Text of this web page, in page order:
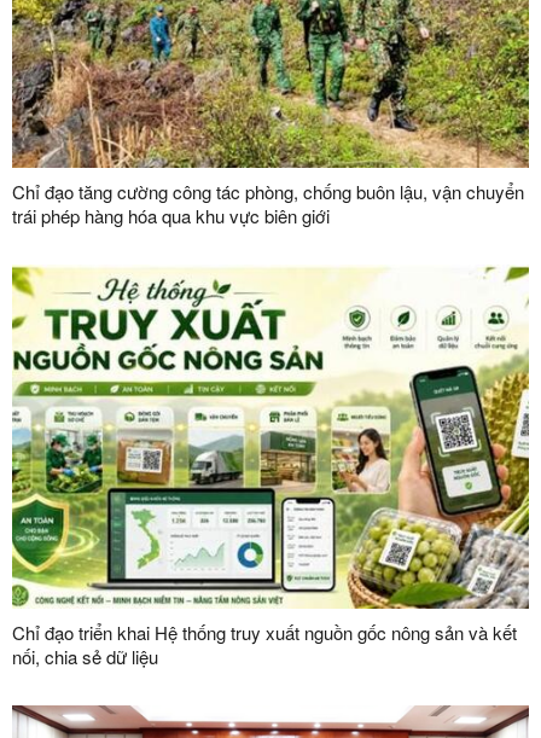
Chỉ đạo tăng cường công tác phòng, chống buôn lậu, vận chuyển
trái phép hàng hóa qua khu vực biên giới
Chỉ đạo triển khai Hệ thống truy xuất nguồn gốc nông sản và kết
nối, chia sẻ dữ liệu